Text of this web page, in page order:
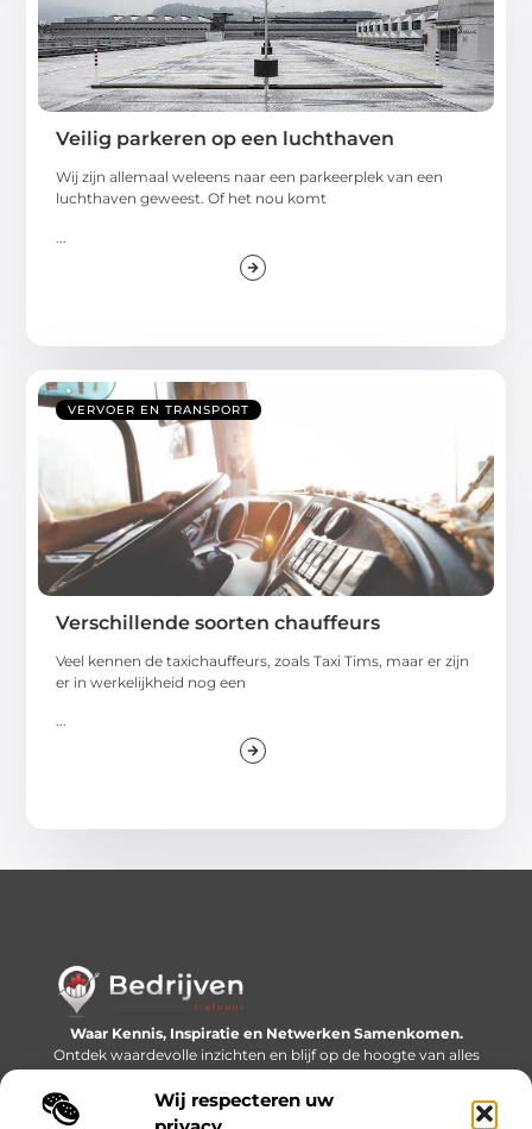
Wij respecteren uw
Veilig parkeren op een luchthaven
Wij zijn allemaal weleens naar een parkeerplek van een
luchthaven geweest. Of het nou komt
VERVOER EN TRANSPORT
Verschillende soorten chauffeurs
Veel kennen de taxichauffeurs, zoals Taxi Tims, maar er zijn
er in werkelijkheid nog een
Waar Kennis, Inspiratie en Netwerken Samenkomen.
Ontdek waardevolle inzichten en blijf op de hoogte van alles
wat er speelt in de wereld.